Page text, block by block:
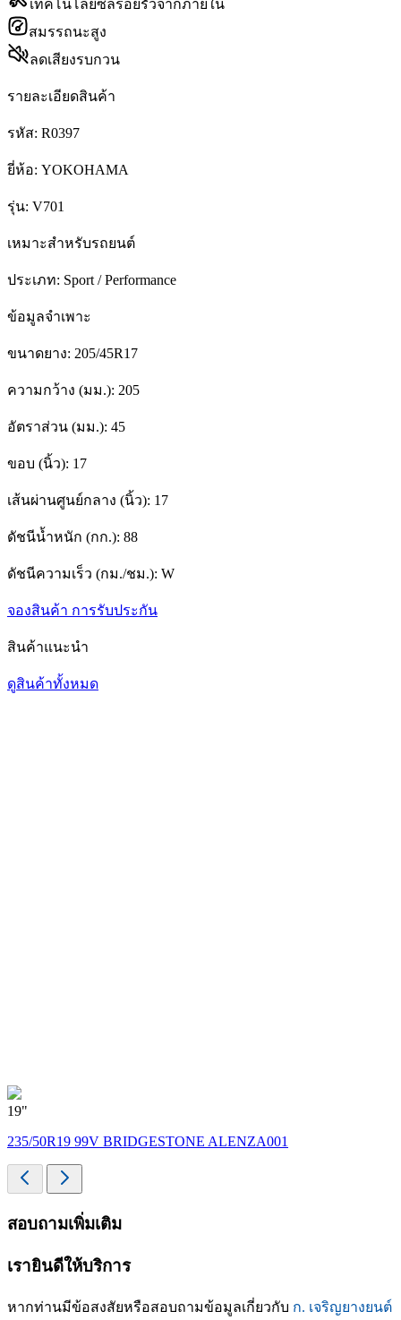
เทคโนโลยีซีลรอยรั่วจากภายใน
สมรรถนะสูง
ลดเสียงรบกวน
รายละเอียดสินค้า
รหัส: R0397
ยี่ห้อ: YOKOHAMA
รุ่น: V701
เหมาะสำหรับรถยนต์
ประเภท: Sport / Performance
ข้อมูลจำเพาะ
ขนาดยาง: 205/45R17
ความกว้าง (มม.): 205
อัตราส่วน (มม.): 45
ขอบ (นิ้ว): 17
เส้นผ่านศูนย์กลาง (นิ้ว): 17
ดัชนีน้ำหนัก (กก.): 88
ดัชนีความเร็ว (กม./ชม.): W
จองสินค้า การรับประกัน
สินค้าแนะนำ
ดูสินค้าทั้งหมด
19"
235/50R19 99V BRIDGESTONE ALENZA001
สอบถามเพิ่มเติม
เรายินดีให้บริการ
หากท่านมีข้อสงสัยหรือสอบถามข้อมูลเกี่ยวกับ ก. เจริญยางยนต์